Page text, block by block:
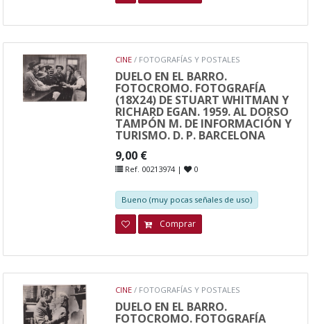
CINE / FOTOGRAFÍAS Y POSTALES
DUELO EN EL BARRO.
FOTOCROMO. FOTOGRAFÍA
(18X24) DE STUART WHITMAN Y
RICHARD EGAN. 1959. AL DORSO
TAMPÓN M. DE INFORMACIÓN Y
TURISMO. D. P. BARCELONA
9,00 €
Ref. 00213974 | 0
Bueno (muy pocas señales de uso)
Comprar
CINE / FOTOGRAFÍAS Y POSTALES
DUELO EN EL BARRO.
FOTOCROMO. FOTOGRAFÍA